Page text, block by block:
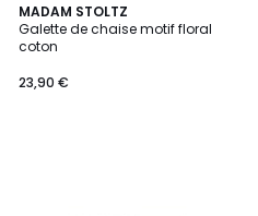
MADAM STOLTZ
Galette de chaise motif floral
coton
23,90 €